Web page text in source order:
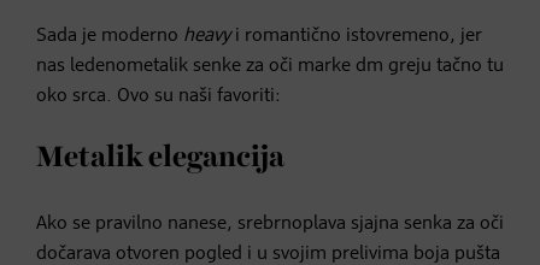
Sada je moderno heavyi romantično istovremeno, jer
nas ledenometalik senke za oči marke dm greju tačno tu
oko srca. Ovo su naši favoriti:
Metalik elegancija
Ako se pravilno nanese, srebrnoplava sjajna senka za oči
dočarava otvoren pogled i u svojim prelivima boja pušta